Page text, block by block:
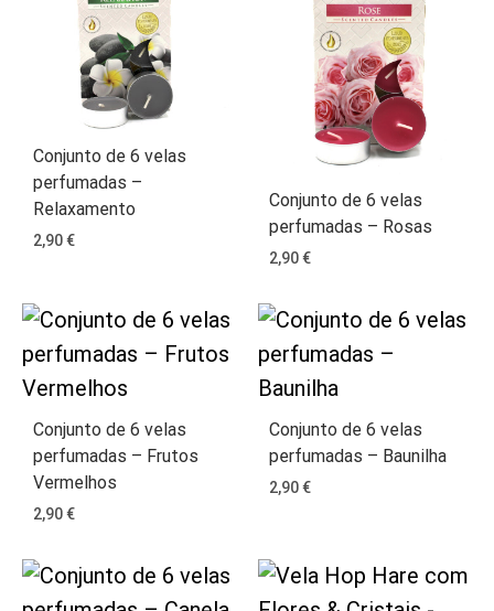
Conjunto de 6 velas
perfumadas –
Relaxamento
2,90€
Conjunto de 6 velas
perfumadas – Rosas
2,90€
Conjunto de 6 velas
perfumadas – Frutos
Vermelhos
2,90€
Conjunto de 6 velas
perfumadas – Baunilha
2,90€